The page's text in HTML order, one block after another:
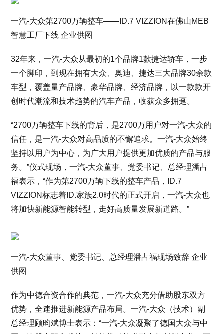
一汽-大众第2700万辆整车——ID.7 VIZZION在佛山MEB
智慧工厂下线 企业供图
32年来，一汽-大众从最初的1个品牌1款捷达轿车，一步
一个脚印，到现在拥有大众、奥迪、捷达三大品牌30余款
车型，覆盖量产品牌、豪华品牌、经济品牌，以一款款开
创时代潮流和技术趋势的汽车产品，收获众多拥趸。
“2700万辆整车下线的背后，是2700万用户对一汽-大众的
信任，是一汽-大众对高品质的不懈追求。一汽-大众始终
坚持以用户为中心，为广大用户提供更加优质的产品与服
务。”仪式现场，一汽-大众董事、党委书记、总经理潘占
福表示，“作为第2700万辆下线的整车产品，ID.7
VIZZION标志着ID.家族2.0时代的正式开启，一汽-大众也
将加快新能源智能转型，走好高质量发展新道路。”
一汽-大众董事、党委书记、总经理潘占福现场致辞 企业
供图
作为中德合资合作的典范，一汽-大众充分借助股东双方
优势，全速推进新能源产品布局。一汽-大众（技术）副
总经理顾昀斌博士表示：“一汽-大众凝聚了德国大众与中